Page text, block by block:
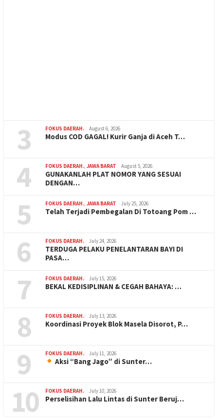
3 FOKUS DAERAH. August 6, 2026
Modus COD GAGAL! Kurir Ganja di Aceh T…
4 FOKUS DAERAH. JAWA BARAT August 5, 2026
GUNAKANLAH PLAT NOMOR YANG SESUAI
DENGAN…
5 FOKUS DAERAH. JAWA BARAT July 25, 2026
Telah Terjadi Pembegalan Di Totoang Pom …
6 FOKUS DAERAH. July 24, 2026
TERDUGA PELAKU PENELANTARAN BAYI DI
PASA…
7 FOKUS DAERAH. July 15, 2026
BEKAL KEDISIPLINAN & CEGAH BAHAYA: …
8 FOKUS DAERAH. July 13, 2026
Koordinasi Proyek Blok Masela Disorot, P…
9 FOKUS DAERAH. July 11, 2026
Aksi “Bang Jago” di Sunter…
10 FOKUS DAERAH. July 10, 2026
Perselisihan Lalu Lintas di Sunter Beruj…